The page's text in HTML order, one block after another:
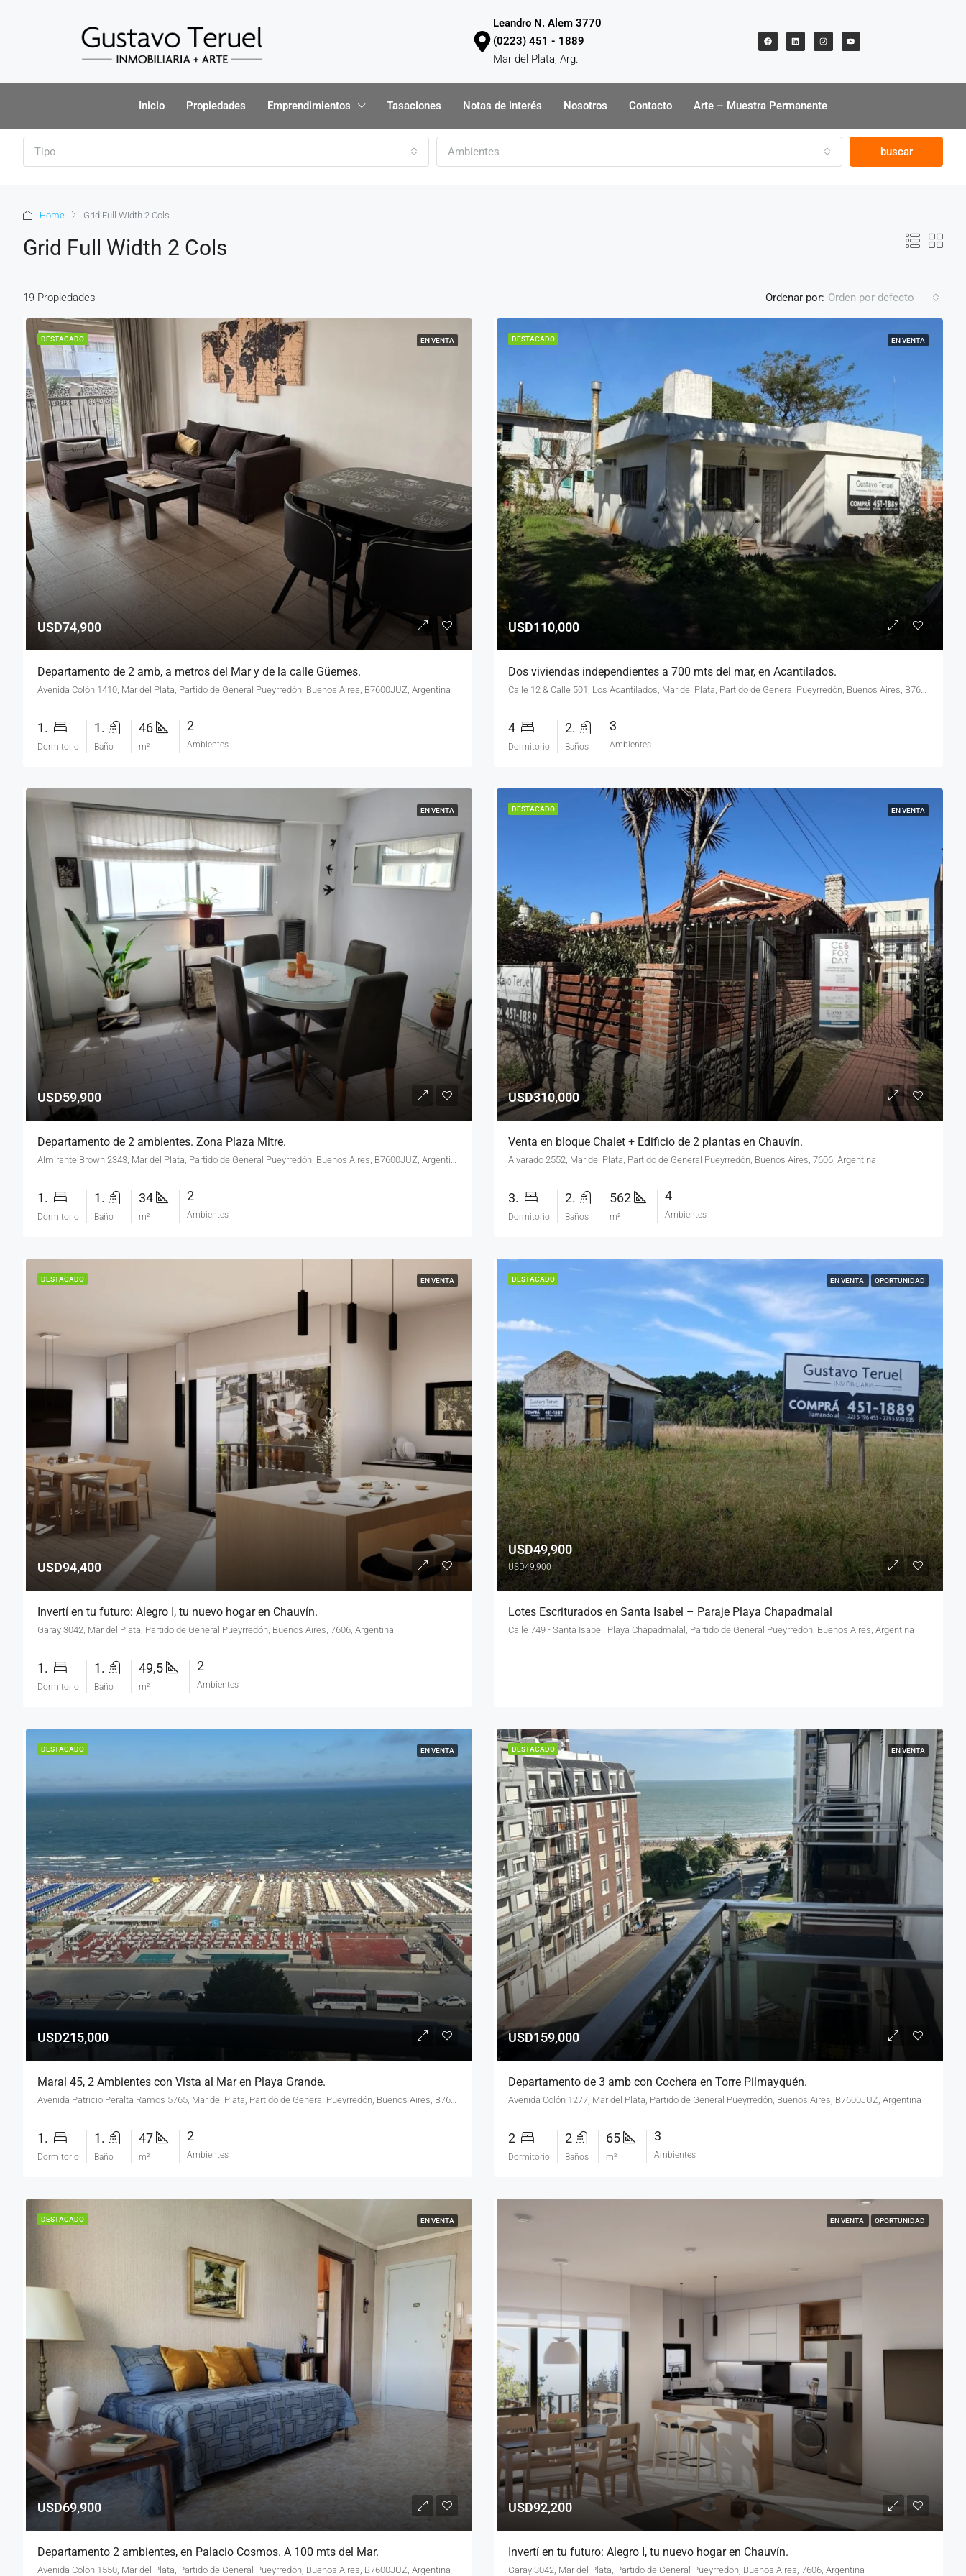
Leandro N. Alem 3770
(0223) 451 - 1889
Mar del Plata, Arg.
Inicio Propiedades Emprendimientos Tasaciones Notas de interés Nosotros Contacto Arte – Muestra Permanente
Tipo Ambientes buscar
Home Grid Full Width 2 Cols
Grid Full Width 2 Cols
19 Propiedades Ordenar por: Orden por defecto
DESTACADO EN VENTA
USD74,900
Departamento de 2 amb, a metros del Mar y de la calle Güemes.
Avenida Colón 1410, Mar del Plata, Partido de General Pueyrredón, Buenos Aires, B7600JUZ, Argentina
1.
Dormitorio
1.
Baño
46
m²
2
Ambientes
DESTACADO EN VENTA
USD110,000
Dos viviendas independientes a 700 mts del mar, en Acantilados.
Calle 12 & Calle 501, Los Acantilados, Mar del Plata, Partido de General Pueyrredón, Buenos Aires, B7603DRT, Argentina
4
Dormitorio
2.
Baños
3
Ambientes
EN VENTA
USD59,900
Departamento de 2 ambientes. Zona Plaza Mitre.
Almirante Brown 2343, Mar del Plata, Partido de General Pueyrredón, Buenos Aires, B7600JUZ, Argentina
1.
Dormitorio
1.
Baño
34
m²
2
Ambientes
DESTACADO EN VENTA
USD310,000
Venta en bloque Chalet + Edificio de 2 plantas en Chauvín.
Alvarado 2552, Mar del Plata, Partido de General Pueyrredón, Buenos Aires, 7606, Argentina
3.
Dormitorio
2.
Baños
562
m²
4
Ambientes
DESTACADO EN VENTA
USD94,400
Invertí en tu futuro: Alegro I, tu nuevo hogar en Chauvín.
Garay 3042, Mar del Plata, Partido de General Pueyrredón, Buenos Aires, 7606, Argentina
1.
Dormitorio
1.
Baño
49,5
m²
2
Ambientes
DESTACADO EN VENTA OPORTUNIDAD
USD49,900
USD49,900
Lotes Escriturados en Santa Isabel – Paraje Playa Chapadmalal
Calle 749 - Santa Isabel, Playa Chapadmalal, Partido de General Pueyrredón, Buenos Aires, Argentina
DESTACADO EN VENTA
USD215,000
Maral 45, 2 Ambientes con Vista al Mar en Playa Grande.
Avenida Patricio Peralta Ramos 5765, Mar del Plata, Partido de General Pueyrredón, Buenos Aires, B7600FDW, Argentina
1.
Dormitorio
1.
Baño
47
m²
2
Ambientes
DESTACADO EN VENTA
USD159,000
Departamento de 3 amb con Cochera en Torre Pilmayquén.
Avenida Colón 1277, Mar del Plata, Partido de General Pueyrredón, Buenos Aires, B7600JUZ, Argentina
2
Dormitorio
2
Baños
65
m²
3
Ambientes
DESTACADO EN VENTA
USD69,900
Departamento 2 ambientes, en Palacio Cosmos. A 100 mts del Mar.
Avenida Colón 1550, Mar del Plata, Partido de General Pueyrredón, Buenos Aires, B7600JUZ, Argentina
EN VENTA OPORTUNIDAD
USD92,200
Invertí en tu futuro: Alegro I, tu nuevo hogar en Chauvín.
Garay 3042, Mar del Plata, Partido de General Pueyrredón, Buenos Aires, 7606, Argentina